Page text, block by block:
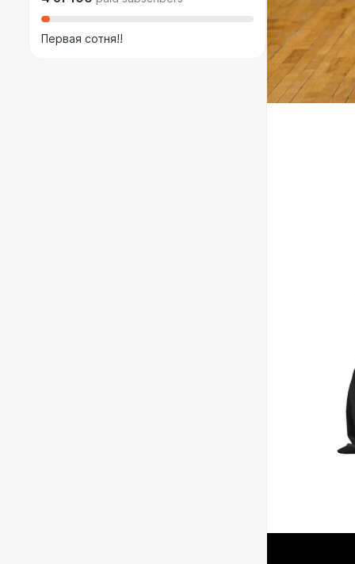
Первая сотня!!